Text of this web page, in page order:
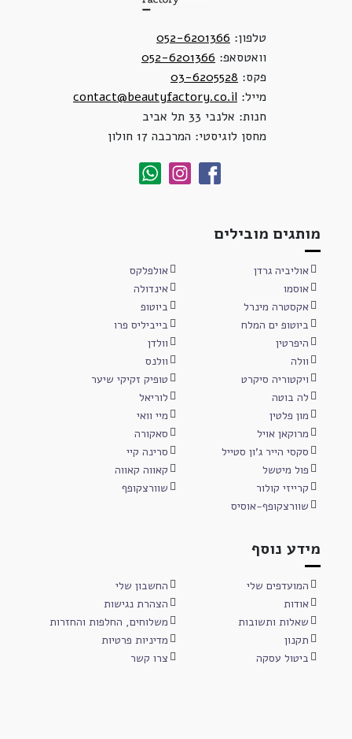
טלפון: 052-6201366
וואטסאפ: 052-6201366
פקס: 03-6205528
מייל: contact@beautyfactory.co.il
חנות: אלנבי 33 תל אביב
מחסן לוגיסטי: המרכבה 17 חולון
מותגים מובילים
אוליביה גרדן
אולפלקס
אוסמו
אינדולה
אקסטרה מינרל
ביוטופ
ביוטופ ים המלח
בייביליס פרו
היפרטין
וולדן
וולה
וולנס
ויקטוריה סיקרט
טופיק זקיקי שיער
לה בוטה
לוריאל
מון פלטין
מיי וואי
מרוקאן אויל
סאקורה
סקסי הייר ג'ון סטייל
סרינה קיי
פול מיטשל
קאווה קאווה
קרייזי קולור
שוורצקופף
שוורצקופף-אוסיס
מידע נוסף
המועדפים שלי
החשבון שלי
אודות
הצהרת נגישות
שאלות ותשובות
משלוחים, החלפות והחזרות
תקנון
מדיניות פרטיות
ביטול עסקה
צרו קשר